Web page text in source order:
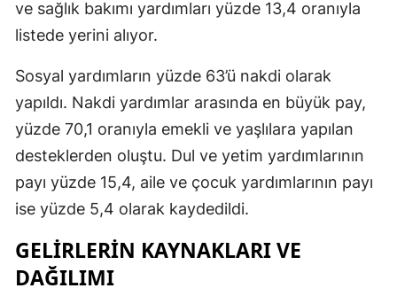
Siirt
Sinop
Sivas
Tekirdağ
Trabzon
ve sağlık bakımı yardımları yüzde 13,4 oranıyla
listede yerini alıyor.
Sosyal yardımların yüzde 63’ü nakdi olarak
yapıldı. Nakdi yardımlar arasında en büyük pay,
yüzde 70,1 oranıyla emekli ve yaşlılara yapılan
desteklerden oluştu. Dul ve yetim yardımlarının
payı yüzde 15,4, aile ve çocuk yardımlarının payı
ise yüzde 5,4 olarak kaydedildi.
GELIRLERIN KAYNAKLARI VE
DAĞILIMI